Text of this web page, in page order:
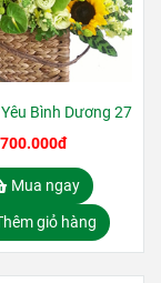
Bình Dương 27
700.000đ
Mua ngay
giỏ hàng